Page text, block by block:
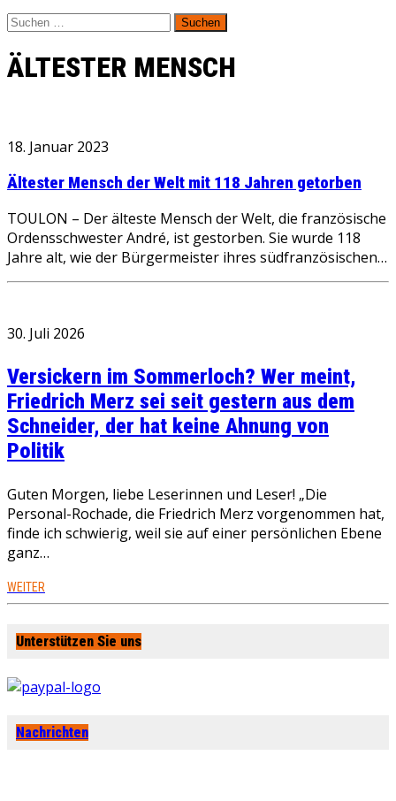
Suchen
nach:
ÄLTESTER MENSCH
18. Januar 2023
Ältester Mensch der Welt mit 118 Jahren getorben
TOULON – Der älteste Mensch der Welt, die französische
Ordensschwester André, ist gestorben. Sie wurde 118
Jahre alt, wie der Bürgermeister ihres südfranzösischen…
30. Juli 2026
Versickern im Sommerloch? Wer meint,
Friedrich Merz sei seit gestern aus dem
Schneider, der hat keine Ahnung von
Politik
Guten Morgen, liebe Leserinnen und Leser! „Die
Personal-Rochade, die Friedrich Merz vorgenommen hat,
finde ich schwierig, weil sie auf einer persönlichen Ebene
ganz…
WEITER
Unterstützen Sie uns
Nachrichten